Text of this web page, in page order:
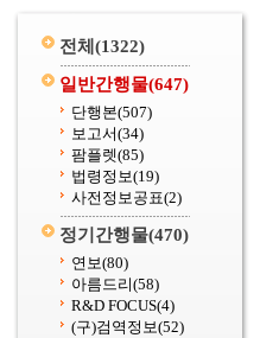
전체 (1322)
일반간행물(647)
단행본(507)
보고서(34)
팜플렛(85)
법령정보(19)
사전정보공표(2)
정기간행물(470)
연보(80)
아름드리(58)
R&D FOCUS(4)
(구)검역정보(52)